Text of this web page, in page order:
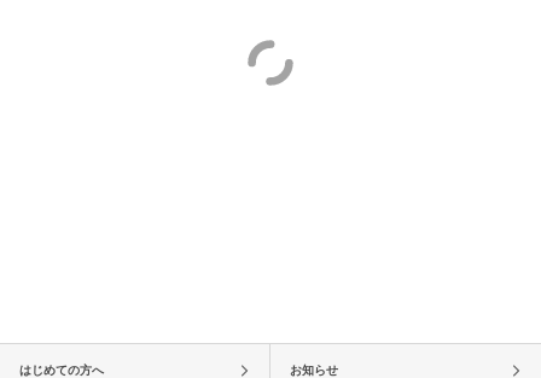
はじめての方へ お知らせ